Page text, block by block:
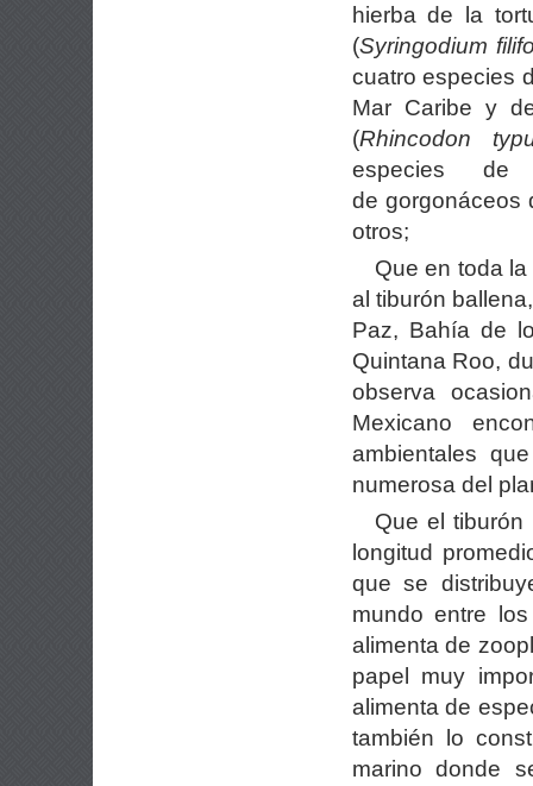
hierba de la
(Syringodium
cuatro especies
Mar Caribe y
(Rhincodon
especies de
de gorgonáceos
otros;
Que en toda
al tiburón
Paz, Bahía de
Quintana Roo,
observa
Mexicano
ambientales
numerosa del
Que el
longitud
que se
mundo entre
alimenta de
papel muy
alimenta de
también lo
marino donde